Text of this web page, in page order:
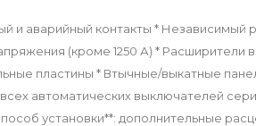
и аварийный контакты * Независимый
(кроме 1250 А) * Расширители
пластины * Втычные/выкатные
автоматических выключателей
установки**: дополнительные